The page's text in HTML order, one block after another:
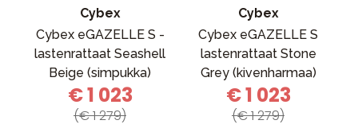
Cybex
Cybex eGAZELLE S -
lastenrattaat Seashell
Beige (simpukka)
€ 1 023
(€ 1 279)
Cybex
Cybex eGAZELLE S
lastenrattaat Stone
Grey (kivenharmaa)
€ 1 023
(€ 1 279)